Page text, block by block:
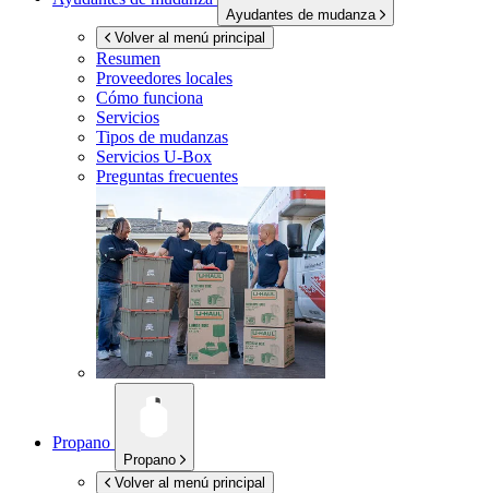
Ayudantes de mudanza
Volver al menú principal
Resumen
Proveedores locales
Cómo funciona
Servicios
Tipos de mudanzas
Servicios U-Box
Preguntas frecuentes
Propano
Propano
Volver al menú principal